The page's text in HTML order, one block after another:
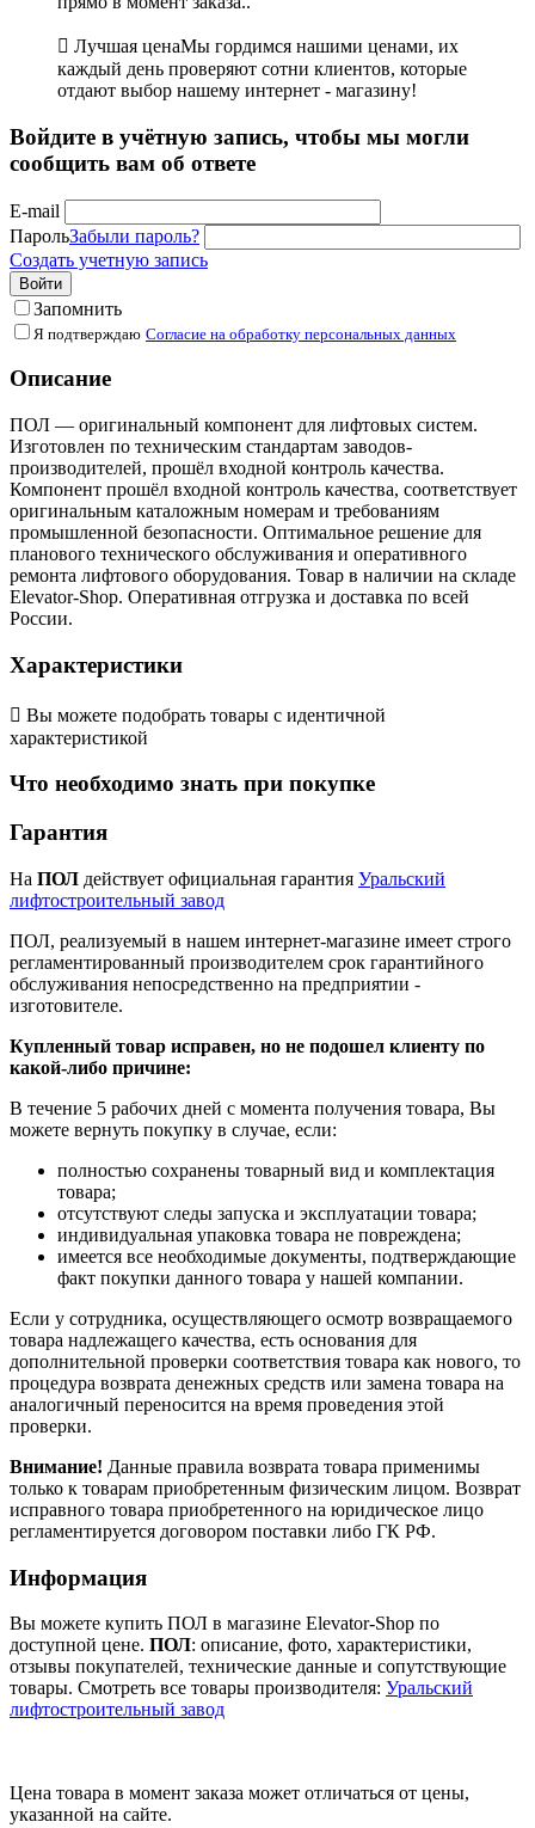
 Лучшая ценаМы гордимся нашими ценами, их
каждый день проверяют сотни клиентов, которые
отдают выбор нашему интернет - магазину!
Войдите в учётную запись, чтобы мы могли
сообщить вам об ответе
E-mail
ПарольЗабыли пароль?
Создать учетную запись
Войти
Запомнить
Я подтверждаю Согласие на обработку персональных данных
Описание
ПОЛ — оригинальный компонент для лифтовых систем.
Изготовлен по техническим стандартам заводов-
производителей, прошёл входной контроль качества.
Компонент прошёл входной контроль качества, соответствует
оригинальным каталожным номерам и требованиям
промышленной безопасности. Оптимальное решение для
планового технического обслуживания и оперативного
ремонта лифтового оборудования. Товар в наличии на складе
Elevator-Shop. Оперативная отгрузка и доставка по всей
России.
Характеристики
 Вы можете подобрать товары с идентичной
характеристикой
Что необходимо знать при покупке
Гарантия
На ПОЛ действует официальная гарантия Уральский
лифтостроительный завод
ПОЛ, реализуемый в нашем интернет-магазине имеет строго
регламентированный производителем срок гарантийного
обслуживания непосредственно на предприятии -
изготовителе.
Купленный товар исправен, но не подошел клиенту по
какой-либо причине:
В течение 5 рабочих дней с момента получения товара, Вы
можете вернуть покупку в случае, если:
полностью сохранены товарный вид и комплектация
товара;
отсутствуют следы запуска и эксплуатации товара;
индивидуальная упаковка товара не повреждена;
имеется все необходимые документы, подтверждающие
факт покупки данного товара у нашей компании.
Если у сотрудника, осуществляющего осмотр возвращаемого
товара надлежащего качества, есть основания для
дополнительной проверки соответствия товара как нового, то
процедура возврата денежных средств или замена товара на
аналогичный переносится на время проведения этой
проверки.
Внимание! Данные правила возврата товара применимы
только к товарам приобретенным физическим лицом. Возврат
исправного товара приобретенного на юридическое лицо
регламентируется договором поставки либо ГК РФ.
Информация
Вы можете купить ПОЛ в магазине Elevator-Shop по
доступной цене. ПОЛ: описание, фото, характеристики,
отзывы покупателей, технические данные и сопутствующие
товары. Смотреть все товары производителя: Уральский
лифтостроительный завод
Цена товара в момент заказа может отличаться от цены,
указанной на сайте.